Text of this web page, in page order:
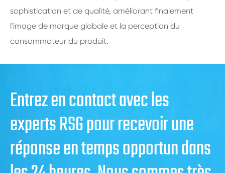
sophistication et de qualité, améliorant finalement
l'image de marque globale et la perception du
consommateur du produit.
Entrez en contact avec les
experts RSG pour recevoir une
réponse en temps opportun dans